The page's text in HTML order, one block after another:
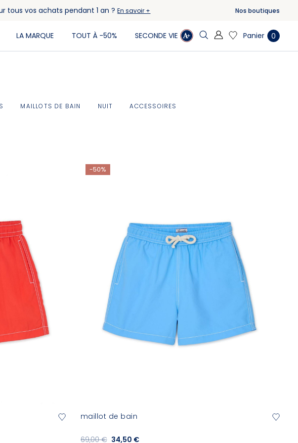
tous vos achats pendant 1 an ?En savoir + Nos boutiques
LA MARQUE TOUT À -50% SECONDE VIE Panier 0
MAILLOTS DE BAIN NUIT ACCESSOIRES
-50%
maillot de bain
34,50 €
69,00 €